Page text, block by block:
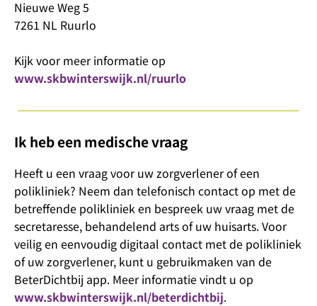
Nieuwe Weg 5
7261 NL Ruurlo
Kijk voor meer informatie op
www.skbwinterswijk.nl/ruurlo
Ik heb een medische vraag
Heeft u een vraag voor uw zorgverlener of een
polikliniek? Neem dan telefonisch contact op met de
betreffende polikliniek en bespreek uw vraag met de
secretaresse, behandelend arts of uw huisarts. Voor
veilig en eenvoudig digitaal contact met de polikliniek
of uw zorgverlener, kunt u gebruikmaken van de
BeterDichtbij app. Meer informatie vindt u op
www.skbwinterswijk.nl/beterdichtbij.